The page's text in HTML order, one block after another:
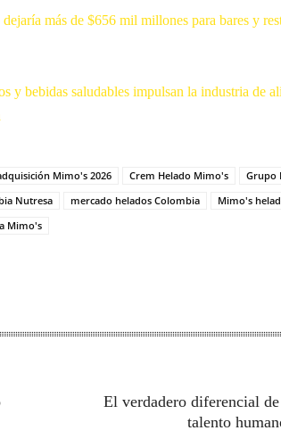
más de $656 mil millones para bares y
y bebidas saludables impulsan la industria de
Mimo's 2026 Crem Helado Mimo's
Grupo
Nutresa
mercado helados Colombia
Mimo's
Mimo's
El verdadero diferencial
talento